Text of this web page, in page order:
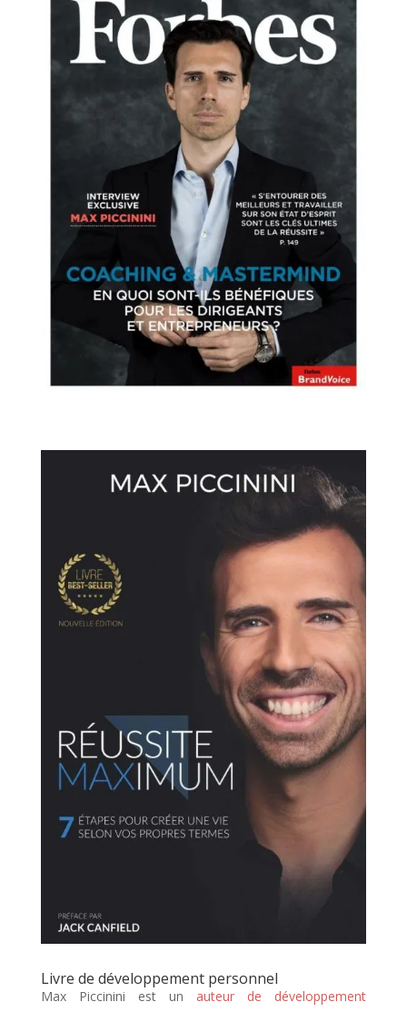
Livre de développement personnel
Max Piccinini est un auteur de développement